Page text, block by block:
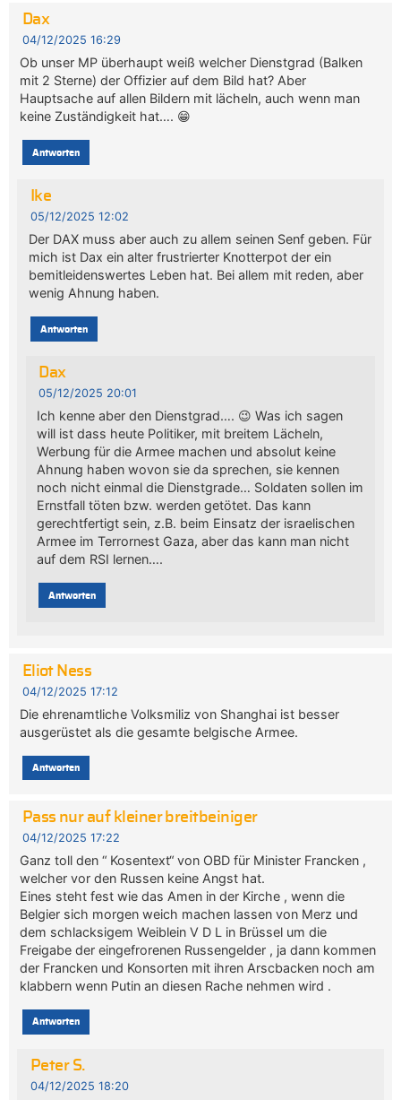
Dax
04/12/2025 16:29
Ob unser MP überhaupt weiß welcher Dienstgrad (Balken
mit 2 Sterne) der Offizier auf dem Bild hat? Aber
Hauptsache auf allen Bildern mit lächeln, auch wenn man
keine Zuständigkeit hat…. 😁
Antworten
Ike
05/12/2025 12:02
Der DAX muss aber auch zu allem seinen Senf geben. Für
mich ist Dax ein alter frustrierter Knotterpot der ein
bemitleidenswertes Leben hat. Bei allem mit reden, aber
wenig Ahnung haben.
Antworten
Dax
05/12/2025 20:01
Ich kenne aber den Dienstgrad…. 😉 Was ich sagen
will ist dass heute Politiker, mit breitem Lächeln,
Werbung für die Armee machen und absolut keine
Ahnung haben wovon sie da sprechen, sie kennen
noch nicht einmal die Dienstgrade… Soldaten sollen im
Ernstfall töten bzw. werden getötet. Das kann
gerechtfertigt sein, z.B. beim Einsatz der israelischen
Armee im Terrornest Gaza, aber das kann man nicht
auf dem RSI lernen….
Antworten
Eliot Ness
04/12/2025 17:12
Die ehrenamtliche Volksmiliz von Shanghai ist besser
ausgerüstet als die gesamte belgische Armee.
Antworten
Pass nur auf kleiner breitbeiniger
04/12/2025 17:22
Ganz toll den “ Kosentext“ von OBD für Minister Francken ,
welcher vor den Russen keine Angst hat.
Eines steht fest wie das Amen in der Kirche , wenn die
Belgier sich morgen weich machen lassen von Merz und
dem schlacksigem Weiblein V D L in Brüssel um die
Freigabe der eingefrorenen Russengelder , ja dann kommen
der Francken und Konsorten mit ihren Arscbacken noch am
klabbern wenn Putin an diesen Rache nehmen wird .
Antworten
Peter S.
04/12/2025 18:20